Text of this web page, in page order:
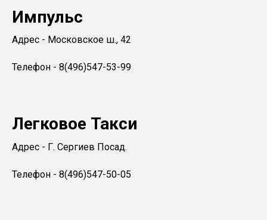
Импульс
Адрес - Московское ш., 42
Телефон - 8(496)547-53-99
Легковое Такси
Адрес - Г. Сергиев Посад.
Телефон - 8(496)547-50-05